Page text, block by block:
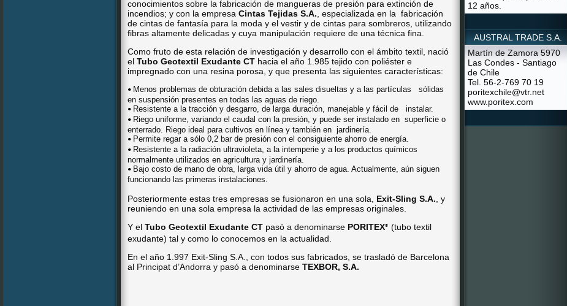
conocimientos sobre la fabricación de mangueras de presión para extinción de
incendios; y con la empresa Cintas Tejidas S.A. , especializada en la fabricación
de cintas de fantasía para la moda y el vestir y de cintas para sombreros, utilizando
fibras altamente delicadas y cuya manipulación requiere de una técnica fina.
Como fruto de esta relación de investigación y desarrollo con el ámbito textil, nació
el Tubo Geotextil Exudante CT hacia el año 1.985 tejido con poliéster e
impregnado con una resina porosa, y que presenta las siguientes características:
• Menos problemas de obturación debida a las sales disueltas y a las partículas
sólidas
en suspensión presentes en todas las aguas de riego.
• Resistente a la tracción y desgarro, de larga duración, manejable y fácil de instalar.
• Riego uniforme, variando el caudal con la presión, y puede ser instalado en superficie o
enterrado. Riego ideal para cultivos en línea y también en jardinería.
• Permite regar a sólo 0,2 bar de presión con el consiguiente ahorro de energía.
• Resistente a la radiación ultravioleta, a la intemperie y a los productos químicos
normalmente utilizados en agricultura y jardinería.
• Bajo costo de mano de obra, larga vida útil y ahorro de agua. Actualmente, aún siguen
funcionando las primeras instalaciones.
Posteriormente estas tres empresas se fusionaron en una sola, Exit-Sling S.A. , y
reuniendo en una sola empresa la actividad de las empresas originales.
Y el Tubo Geotextil Exudante CT pasó a denominarse PORITEX® (tubo textil
exudante) tal y como lo conocemos en la actualidad.
En el año 1.997 Exit-Sling S.A., con todos sus fabricados, se trasladó de Barcelona
al Principat d’Andorra y pasó a denominarse TEXBOR, S.A.
12 años.
AUSTRAL TRADE S.A.
Martín de Zamora 5970
Las Condes - Santiago
de Chile
Tel. 56-2-769 70 19
poritexchile@vtr.net
www.poritex.com